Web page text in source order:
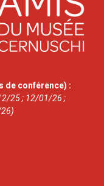
de conférence) :
25 ; 12/01/26 ;